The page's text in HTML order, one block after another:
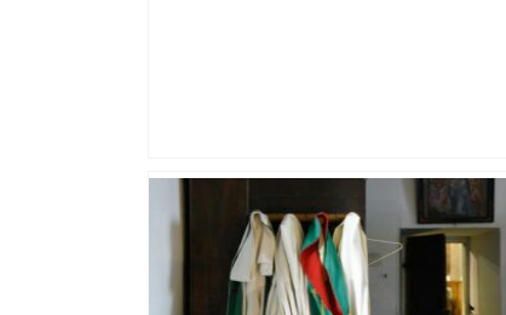
DIRECT. Colère des agriculteurs :
mobilisation agricole à Toulouse ce
samedi, 113 vaches abattues en Ariège
– ladepeche.fr